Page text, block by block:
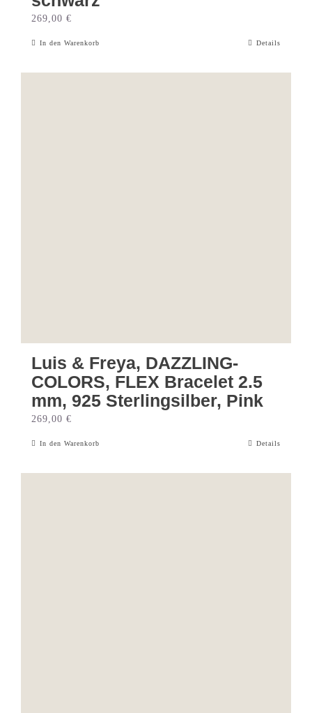
269,00 €
In den Warenkorb Details
Luis & Freya, DAZZLING-
COLORS, FLEX Bracelet 2.5
mm, 925 Sterlingsilber, Pink
269,00 €
In den Warenkorb Details